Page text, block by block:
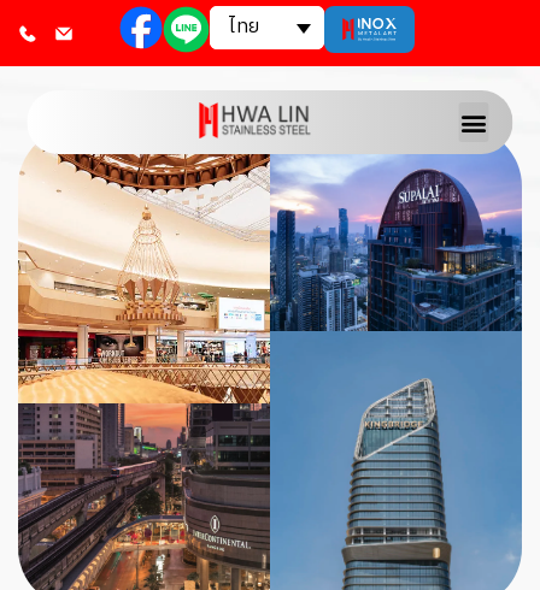
ไทย
บริษัท ฮวา หลิน สเตนเลสส์ สตีล อินดัสตรี จำกัด ก่อ
ตั้งขึ้นในปี ค.ศ. 1991 และเป็นหนึ่งในผู้บุกเบิกด้าน
การพัฒนาการตกแต่ง (Art Finish) บนแผ่นสแตน
เลสในประเทศไทย เราเป็นผู้ผลิตและจัดจำหน่ายส
แตนเลสแผ่นคุณภาพสูง พร้อมพื้นผิวตกแต่งหลาก
หลายรูปแบบในราคาโรงงาน เพื่อรองรับงาน
สถาปัตยกรรม งานตกแต่งภายใน และโครงการเชิง
พาณิชย์หลากหลายประเภท
Scroll Down